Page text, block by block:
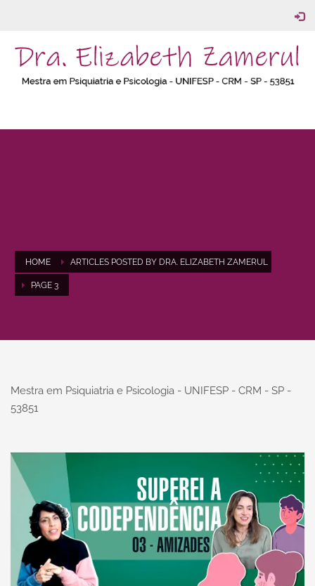
HOME ARTICLES POSTED BY DRA. ELIZABETH ZAMERUL
PAGE 3
Mestra em Psiquiatria e Psicologia - UNIFESP - CRM - SP -
53851